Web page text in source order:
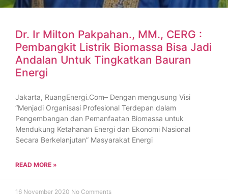
Dr. Ir Milton Pakpahan., MM., CERG :
Pembangkit Listrik Biomassa Bisa Jadi
Andalan Untuk Tingkatkan Bauran
Energi
Jakarta, RuangEnergi.Com– Dengan mengusung Visi
“Menjadi Organisasi Profesional Terdepan dalam
Pengembangan dan Pemanfaatan Biomassa untuk
Mendukung Ketahanan Energi dan Ekonomi Nasional
Secara Berkelanjutan” Masyarakat Energi
READ MORE »
16 November 2020 No Comments